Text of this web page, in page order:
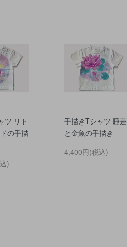
ツ リト
の手描
)
手描きTシャツ 睡蓮
と金魚の手描き
4,400円(税込)